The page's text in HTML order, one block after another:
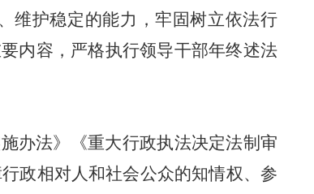
维护稳定的能力 ，牢固树立依法行
内容， 严格执行领导干部年终述法
办法》《重大行政执法决定法制审
政相对人和社会公众的知情权、参